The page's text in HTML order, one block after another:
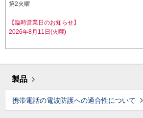
第2火曜
【臨時営業日のお知らせ】
2026年8月11日(火曜)
製品
携帯電話の電波防護への適合性について